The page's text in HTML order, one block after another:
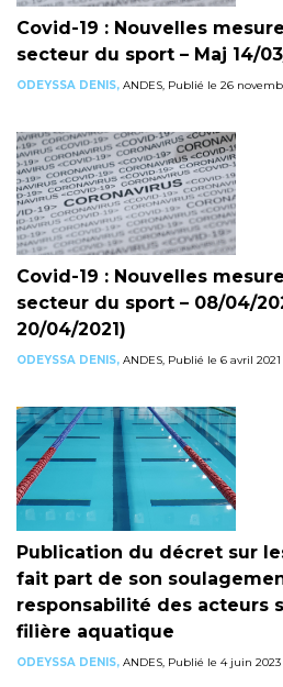
Covid-19 : Nouvelles
secteur du sport – Maj 14/
ODEYSSA DENIS, ANDES, Publié le 26
Covid-19 : Nouvelles
secteur du sport – 08/04/
20/04/2021)
ODEYSSA DENIS, ANDES, Publié le 6 avril 2021
Publication du décret sur les
fait part de son
responsabilité des acteurs
filière aquatique
ODEYSSA DENIS, ANDES, Publié le 4 juin 2023